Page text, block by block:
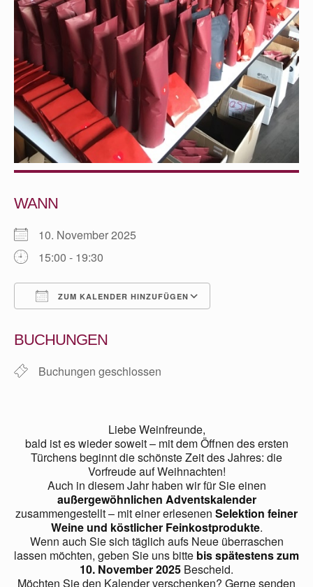
WANN
10. November 2025
15:00 - 19:30
ZUM KALENDER HINZUFÜGEN
BUCHUNGEN
Buchungen geschlossen
Liebe Weinfreunde,
bald ist es wieder soweit – mit dem Öffnen des ersten
Türchens beginnt die schönste Zeit des Jahres: die
Vorfreude auf Weihnachten!
Auch in diesem Jahr haben wir für Sie einen
außergewöhnlichen Adventskalender
zusammengestellt – mit einer erlesenen Selektion feiner
Weine und köstlicher Feinkostprodukte.
Wenn auch Sie sich täglich aufs Neue überraschen
lassen möchten, geben Sie uns bitte bis spätestens zum
10. November 2025 Bescheid.
Möchten Sie den Kalender verschenken? Gerne senden